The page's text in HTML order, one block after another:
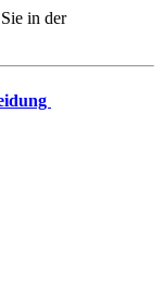
in der